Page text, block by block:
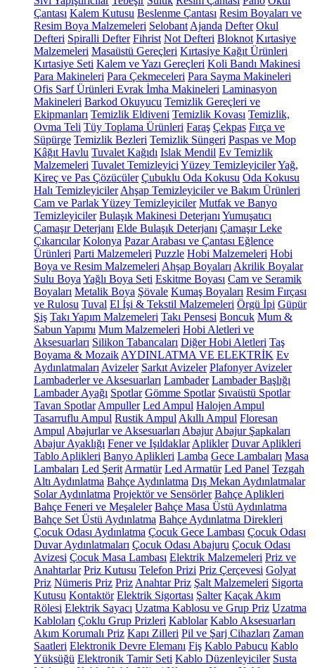
Çantası Kalem Kutusu Beslenme Çantası Resim Boyaları ve
Resim Boya Malzemeleri Selobant Ajanda Defter Okul
Defteri Spiralli Defter Fihrist Not Defteri Bloknot Kırtasiye
Malzemeleri Masaüstü Gereçleri Kırtasiye Kağıt Ürünleri
Kırtasiye Seti Kalem ve Yazı Gereçleri Koli Bandı Makinesi
Para Makineleri Para Çekmeceleri Para Sayma Makineleri
Ofis Sarf Ürünleri Evrak İmha Makineleri Laminasyon
Makineleri Barkod Okuyucu Temizlik Gereçleri ve
Ekipmanları Temizlik Eldiveni Temizlik Kovası Temizlik,
Ovma Teli Tüy Toplama Ürünleri Faraş Çekpas Fırça ve
Süpürge Temizlik Bezleri Temizlik Süngeri Paspas ve Mop
Kâğıt Havlu Tuvalet Kağıdı Islak Mendil Ev Temizlik
Malzemeleri Tuvalet Temizleyici Yüzey TemizleyicilerYağ,
Kireç ve Pas Çözücüler Çubuklu Oda Kokusu Oda Kokusu
Halı Temizleyiciler Ahşap Temizleyiciler ve Bakım Ürünleri
Cam ve Parlak Yüzey Temizleyiciler Mutfak ve Banyo
Temizleyiciler Bulaşık Makinesi Deterjanı Yumuşatıcı
Çamaşır Deterjanı Elde Bulaşık Deterjanı Çamaşır Leke
Çıkarıcılar Kolonya Pazar Arabası ve Çantası Eğlence
Ürünleri Parti Malzemeleri Puzzle Hobi Malzemeleri Hobi
Boya ve Resim Malzemeleri Ahşap Boyaları Akrilik Boyalar
Sulu Boya Yağlı Boya Seti Eskitme Boyası Cam ve Seramik
Boyaları Metalik Boya Şövale Kumaş Boyaları Resim Fırçası
ve Rulosu Tuval El İşi & Tekstil Malzemeleri Örgü İpi Güpür
Şiş Takı Yapım Malzemeleri Takı Pensesi Boncuk Mum &
Sabun Yapımı Mum Malzemeleri Hobi Aletleri ve
Aksesuarları Silikon Tabancaları Diğer Hobi Aletleri Taş
Boyama & Mozaik AYDINLATMA VE ELEKTRİK Ev
Aydınlatmaları Avizeler Sarkıt Avizeler Plafonyer Avizeler
Lambaderler ve Aksesuarları Lambader Lambader Başlığı
Lambader Ayağı Spotlar Gömme Spotlar Sıvaüstü Spotlar
Tavan Spotlar Ampuller Led Ampul Halojen Ampul
Tasarruflu Ampul Rustik Ampul Akıllı Ampul Floresan
Ampul Abajurlar ve Aksesuarları Abajur Abajur Şapkaları
Abajur Ayaklığı Fener ve Işıldaklar Aplikler Duvar Aplikleri
Tablo Aplikleri Banyo Aplikleri Lamba Gece Lambaları Masa
Lambaları Led Şerit Armatür Led Armatür Led Panel Tezgah
Altı Aydınlatma Bahçe Aydınlatma Dış Mekan Aydınlatmalar
Solar Aydınlatma Projektör ve Sensörler Bahçe Aplikleri
Bahçe Feneri ve Meşaleler Bahçe Masa Üstü Aydınlatma
Bahçe Set Üstü Aydınlatma Bahçe Aydınlatma Direkleri
Çocuk Odası Aydınlatma Çocuk Gece Lambası Çocuk Odası
Duvar Aydınlatmaları Çocuk Odası Abajuru Çocuk Odası
Avizesi Çocuk Masa Lambası Elektrik Malzemeleri Priz ve
Anahtarlar Priz Kutusu Telefon Prizi Priz Çerçevesi Golyat
Priz Nümeris Priz Priz Anahtar Priz Şalt Malzemeleri Sigorta
Kutusu Kontaktör Elektrik Sigortası Şalter Kaçak Akım
Rölesi Elektrik Sayacı Uzatma Kablosu ve Grup Priz Uzatma
Kabloları Çoklu Grup Prizleri Kablolar Kablo Aksesuarları
Akım Korumalı Priz Kapı Zilleri Pil ve Şarj Cihazları Zaman
Saatleri Elektronik Devre Elemanı Fiş Kablo Pabucu Kablo
Yüksüğü Elektronik Tamir Seti Kablo Düzenleyiciler Susta